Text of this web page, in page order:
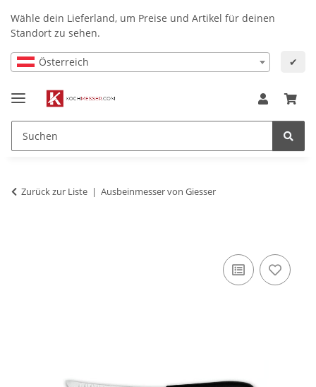
Wähle dein Lieferland, um Preise und Artikel für deinen
Standort zu sehen.
Österreich ✔
Zurück zur Liste Ausbeinmesser von Giesser